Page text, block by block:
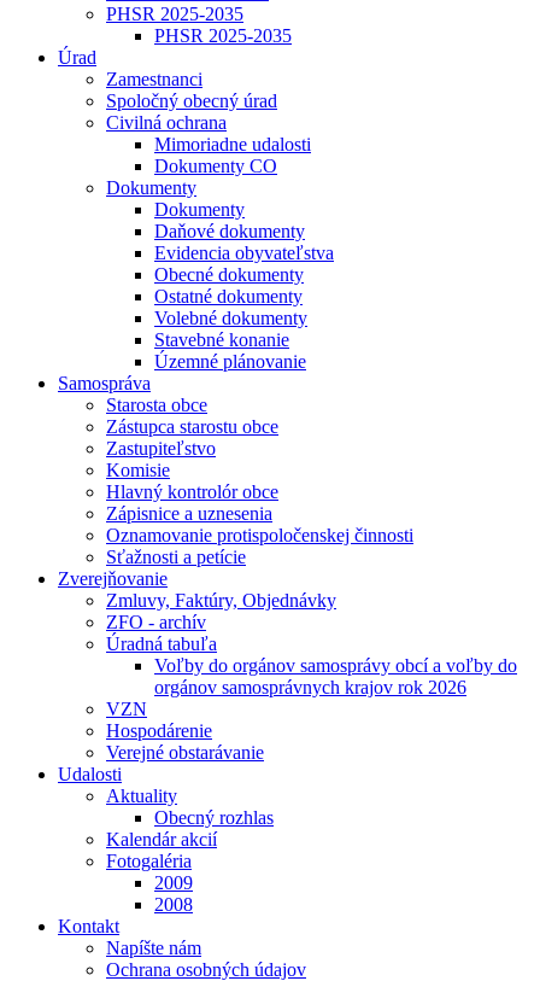
PHSR 2025-2035
PHSR 2025-2035
Úrad
Zamestnanci
Spoločný obecný úrad
Civilná ochrana
Mimoriadne udalosti
Dokumenty CO
Dokumenty
Dokumenty
Daňové dokumenty
Evidencia obyvateľstva
Obecné dokumenty
Ostatné dokumenty
Volebné dokumenty
Stavebné konanie
Územné plánovanie
Samospráva
Starosta obce
Zástupca starostu obce
Zastupiteľstvo
Komisie
Hlavný kontrolór obce
Zápisnice a uznesenia
Oznamovanie protispoločenskej činnosti
Sťažnosti a petície
Zverejňovanie
Zmluvy, Faktúry, Objednávky
ZFO - archív
Úradná tabuľa
Voľby do orgánov samosprávy obcí a voľby do
orgánov samosprávnych krajov rok 2026
VZN
Hospodárenie
Verejné obstarávanie
Udalosti
Aktuality
Obecný rozhlas
Kalendár akcií
Fotogaléria
2009
2008
Kontakt
Napíšte nám
Ochrana osobných údajov